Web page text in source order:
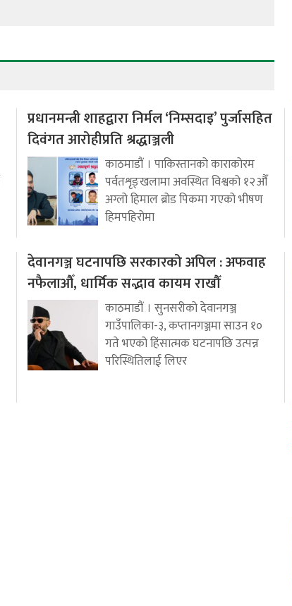
प्रधानमन्त्री शाहद्वारा निर्मल ‘निम्सदाइ’ पुर्जासहित
दिवंगत आरोहीप्रति श्रद्धाञ्जली
काठमाडौं । पाकिस्तानको काराकोरम
पर्वतशृङ्खलामा अवस्थित विश्वको १२औँ
अग्लो हिमाल ब्रोड पिकमा गएको भीषण
हिमपहिरोमा
देवानगञ्ज घटनापछि सरकारको अपिल : अफवाह
नफैलाऔँ, धार्मिक सद्भाव कायम राखौँ
काठमाडौं । सुनसरीको देवानगञ्ज
गाउँपालिका-३, कप्तानगञ्जमा साउन १०
गते भएको हिंसात्मक घटनापछि उत्पन्न
परिस्थितिलाई लिएर